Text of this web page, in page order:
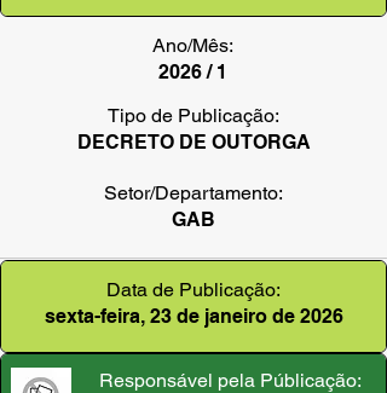
Ano/Mês:
2026 / 1
Tipo de Publicação:
DECRETO DE OUTORGA
Setor/Departamento:
GAB
Data de Publicação:
sexta-feira, 23 de janeiro de 2026
Responsável pela Públicação: